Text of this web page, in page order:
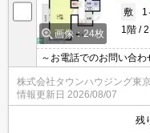
画像：24枚
敷
1
1階
～お電話でのお問い合わ
地域密着タウンハウジン
株式会社タウンハウジング東
情報更新日 2026/08/07
残